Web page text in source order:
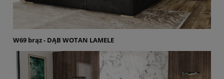
W69 brąz - DĄB WOTAN LAMELE